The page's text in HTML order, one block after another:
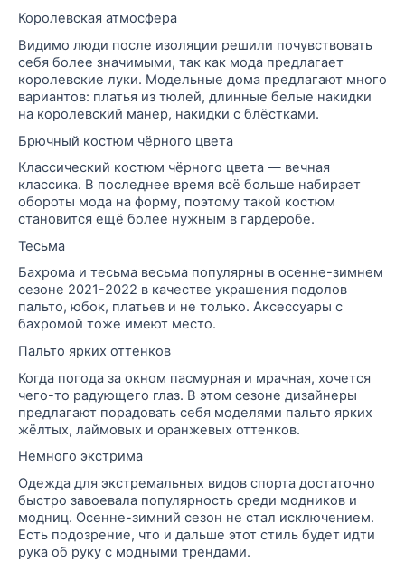
Королевская атмосфера
Видимо люди после изоляции решили почувствовать
себя более значимыми, так как мода предлагает
королевские луки. Модельные дома предлагают много
вариантов: платья из тюлей, длинные белые накидки
на королевский манер, накидки с блёстками.
Брючный костюм чёрного цвета
Классический костюм чёрного цвета — вечная
классика. В последнее время всё больше набирает
обороты мода на форму, поэтому такой костюм
становится ещё более нужным в гардеробе.
Тесьма
Бахрома и тесьма весьма популярны в осенне-зимнем
сезоне 2021-2022 в качестве украшения подолов
пальто, юбок, платьев и не только. Аксессуары с
бахромой тоже имеют место.
Пальто ярких оттенков
Когда погода за окном пасмурная и мрачная, хочется
чего-то радующего глаз. В этом сезоне дизайнеры
предлагают порадовать себя моделями пальто ярких
жёлтых, лаймовых и оранжевых оттенков.
Немного экстрима
Одежда для экстремальных видов спорта достаточно
быстро завоевала популярность среди модников и
модниц. Осенне-зимний сезон не стал исключением.
Есть подозрение, что и дальше этот стиль будет идти
рука об руку с модными трендами.